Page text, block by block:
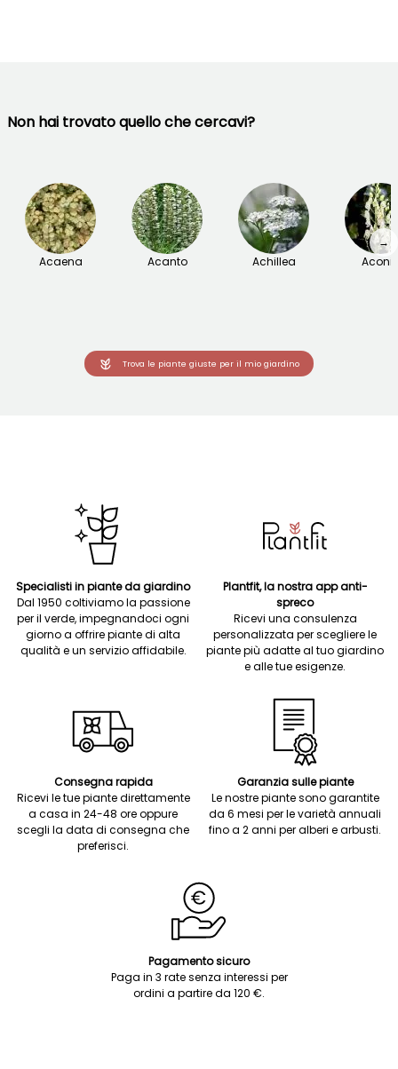
Non hai trovato quello che cercavi?
Acaena Acanto Achillea Aconiti
→
Trova le piante giuste per il mio giardino
Specialisti in piante da giardino
Dal 1950 coltiviamo la passione
per il verde, impegnandoci ogni
giorno a offrire piante di alta
qualità e un servizio affidabile.
Plantfit, la nostra app anti-
spreco
Ricevi una consulenza
personalizzata per scegliere le
piante più adatte al tuo giardino
e alle tue esigenze.
Consegna rapida
Ricevi le tue piante direttamente
a casa in 24-48 ore oppure
scegli la data di consegna che
preferisci.
Garanzia sulle piante
Le nostre piante sono garantite
da 6 mesi per le varietà annuali
fino a 2 anni per alberi e arbusti.
Pagamento sicuro
Paga in 3 rate senza interessi per
ordini a partire da 120 €.